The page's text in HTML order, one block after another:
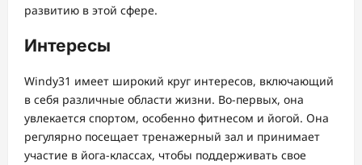
развитию в этой сфере.
Интересы
Windy31 имеет широкий круг интересов, включающий
в себя различные области жизни. Во-первых, она
увлекается спортом, особенно фитнесом и йогой. Она
регулярно посещает тренажерный зал и принимает
участие в йога-классах, чтобы поддерживать свое